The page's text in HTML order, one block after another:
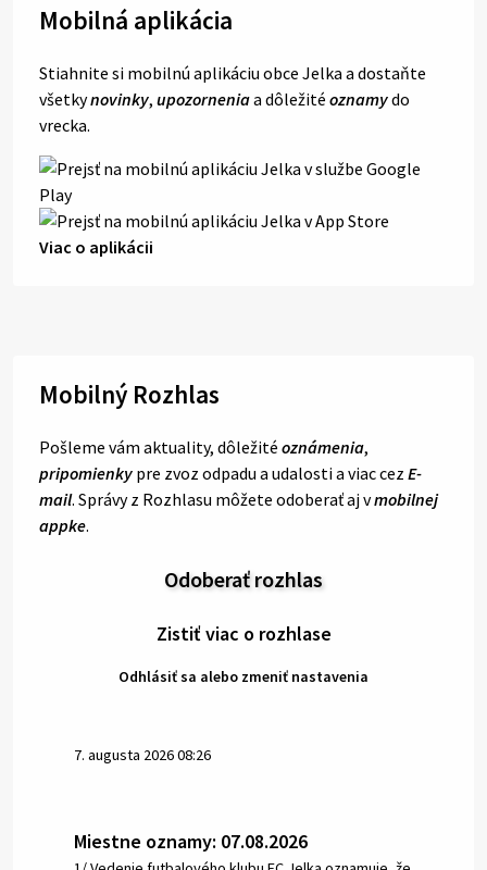
Mobilná aplikácia
Stiahnite si mobilnú aplikáciu obce Jelka a dostaňte
všetkynovinky, upozorneniaa dôležité oznamydo
vrecka.
Viac o aplikácii
Mobilný Rozhlas
Pošleme vám aktuality, dôležité oznámenia,
pripomienky pre zvoz odpadu a udalosti a viac cez E-
mail. Správy z Rozhlasu môžete odoberať aj vmobilnej
appke.
Odoberať rozhlas
Zistiť viac o rozhlase
Odhlásiť sa alebo zmeniť nastavenia
7. augusta 2026 08:26
Miestne oznamy: 07.08.2026